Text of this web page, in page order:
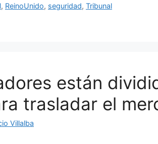
, ReinoUnido, seguridad, Tribunal
están
trasladar el
Villalba